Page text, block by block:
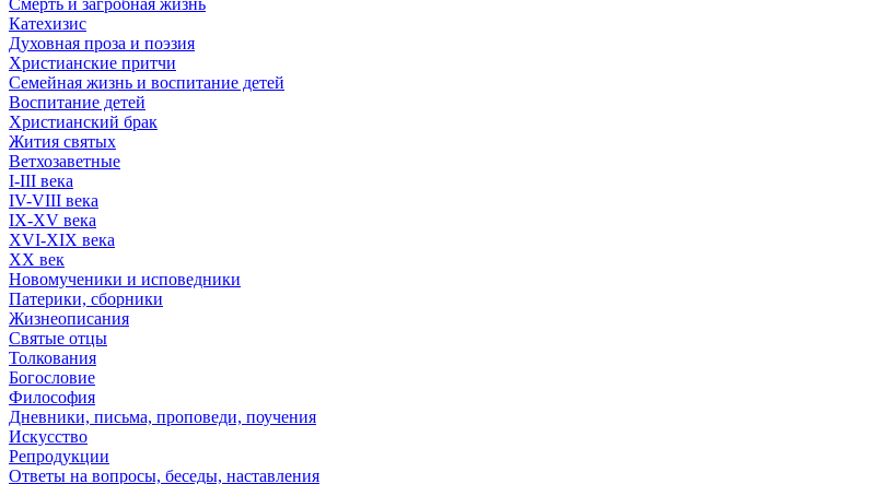
Смерть и загробная жизнь
Катехизис
Духовная проза и поэзия
Христианские притчи
Семейная жизнь и воспитание детей
Воспитание детей
Христианский брак
Жития святых
Ветхозаветные
I-III века
IV-VIII века
IX-XV века
XVI-XIX века
XX век
Новомученики и исповедники
Патерики, сборники
Жизнеописания
Святые отцы
Толкования
Богословие
Философия
Дневники, письма, проповеди, поучения
Искусство
Репродукции
Ответы на вопросы, беседы, наставления